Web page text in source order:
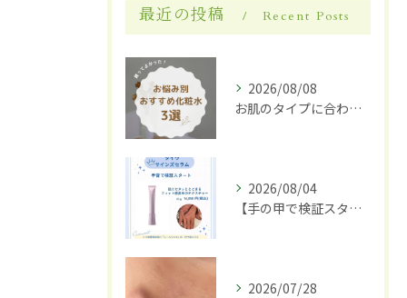
最近の投稿 Recent Posts
2026/08/08
お肌のタイプに合わせた化粧水選び
2026/08/04
【手の甲で検証スタート】✋✨
2026/07/28